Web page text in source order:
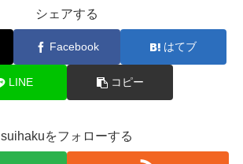
シェアする
Facebook はてブ
LINE コピー
suihakuをフォローする